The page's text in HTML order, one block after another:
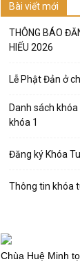
Bài viết mới
THÔNG BÁO
HIẾU 2026
Lễ Phật Đản ở
Danh sách
khóa 1
Đăng ký Khóa
Thông tin khóa
Chùa Huệ Minh